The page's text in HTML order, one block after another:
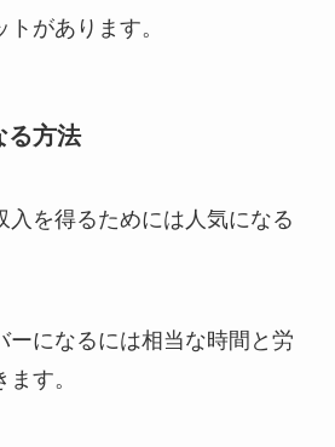
があります。
る方法
入を得るためには人気になる
ーになるには相当な時間と労
す。